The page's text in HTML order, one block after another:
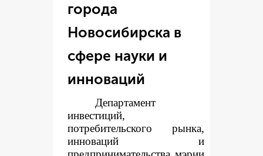
города
Новосибирска в
сфере науки и
инноваций
Департамент
инвестиций,
потребительского рынка,
инноваций и